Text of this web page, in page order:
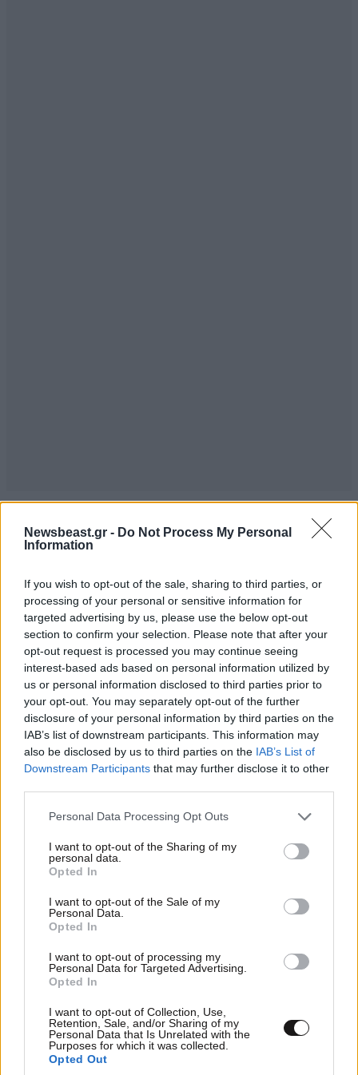
Newsbeast.gr - Do Not Process My Personal
Information
If you wish to opt-out of the sale, sharing to third parties, or
processing of your personal or sensitive information for
targeted advertising by us, please use the below opt-out
section to confirm your selection. Please note that after your
opt-out request is processed you may continue seeing
interest-based ads based on personal information utilized by
us or personal information disclosed to third parties prior to
your opt-out. You may separately opt-out of the further
disclosure of your personal information by third parties on the
IAB’s list of downstream participants. This information may
also be disclosed by us to third parties on the IAB’s List of
Downstream Participants that may further disclose it to other
Please note that this website/app uses one or more Google
not limited to your visit or usage behaviour. You may click to
grant or deny consent to Google and its third-party tags to
use your data for below specified purposes in below Google
consent section.
Personal Data Processing Opt Outs
I want to opt-out of the Sharing of my
personal data.
Opted In
I want to opt-out of the Sale of my
Personal Data.
Opted In
I want to opt-out of processing my
Personal Data for Targeted Advertising.
Opted In
I want to opt-out of Collection, Use,
Retention, Sale, and/or Sharing of my
Personal Data that Is Unrelated with the
Purposes for which it was collected.
Opted Out
ΔΙΑΤΡΟΦΗ08·08·2026 08:30
Ογκολόγοι προειδοποιούν: Αυτές οι τροφές,